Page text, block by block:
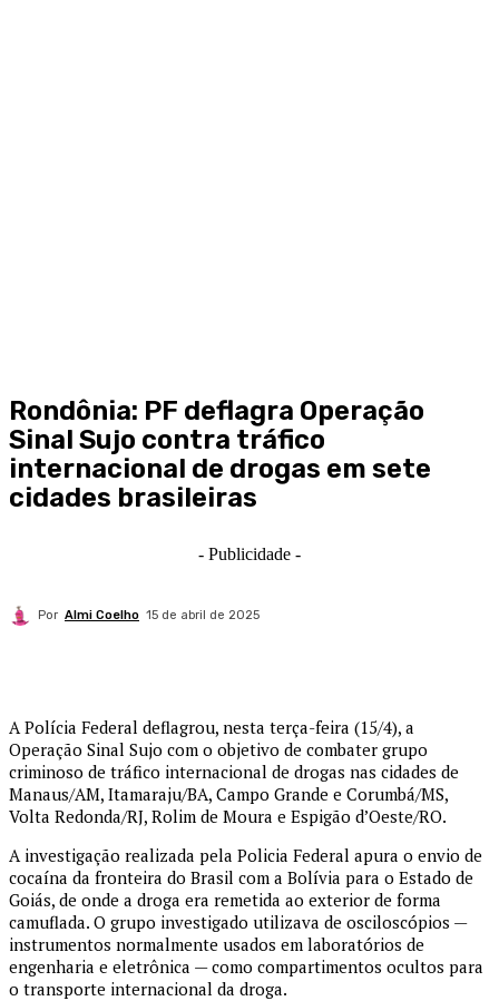
Rondônia: PF deflagra Operação
Sinal Sujo contra tráfico
internacional de drogas em sete
cidades brasileiras
- Publicidade -
Por Almi Coelho 15 de abril de 2025
A Polícia Federal deflagrou, nesta terça-feira (15/4), a
Operação Sinal Sujo com o objetivo de combater grupo
criminoso de tráfico internacional de drogas nas cidades de
Manaus/AM, Itamaraju/BA, Campo Grande e Corumbá/MS,
Volta Redonda/RJ, Rolim de Moura e Espigão d’Oeste/RO.
A investigação realizada pela Policia Federal apura o envio de
cocaína da fronteira do Brasil com a Bolívia para o Estado de
Goiás, de onde a droga era remetida ao exterior de forma
camuflada. O grupo investigado utilizava de osciloscópios —
instrumentos normalmente usados em laboratórios de
engenharia e eletrônica — como compartimentos ocultos para
o transporte internacional da droga.